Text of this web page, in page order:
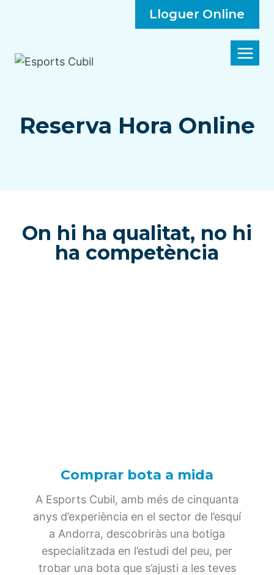
Lloguer Online
Reserva Hora Online
On hi ha qualitat, no hi
ha competència
Comprar bota a mida
A Esports Cubil, amb més de cinquanta
anys d’experiència en el sector de l’esquí
a Andorra, descobriràs una botiga
especialitzada en l’estudi del peu, per
trobar una bota que s’ajusti a les teves